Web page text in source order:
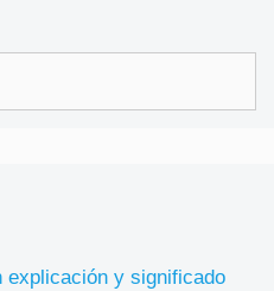
explicación y significado